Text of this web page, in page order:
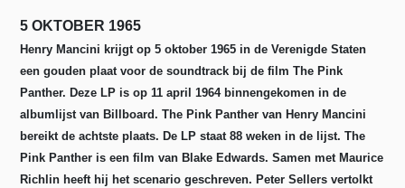
5 OKTOBER 1965
Henry Mancini krijgt op 5 oktober 1965 in de Verenigde Staten
een gouden plaat voor de soundtrack bij de film The Pink
Panther. Deze LP is op 11 april 1964 binnengekomen in de
albumlijst van Billboard. The Pink Panther van Henry Mancini
bereikt de achtste plaats. De LP staat 88 weken in de lijst. The
Pink Panther is een film van Blake Edwards. Samen met Maurice
Richlin heeft hij het scenario geschreven. Peter Sellers vertolkt